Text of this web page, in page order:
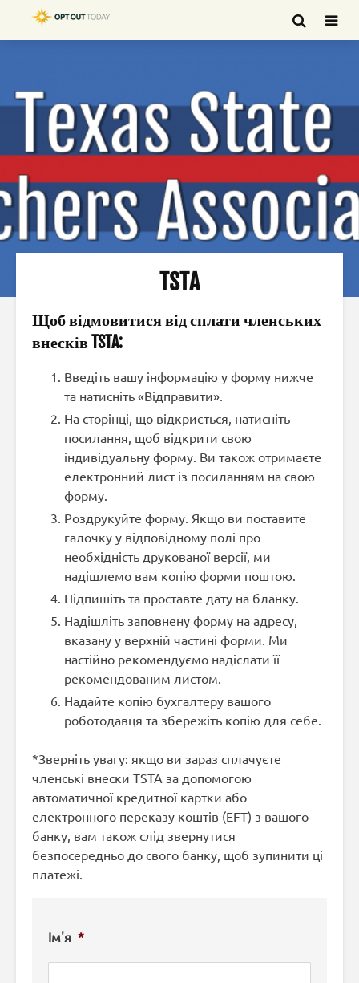
TSTA
Щоб відмовитися від сплати членських
внесків TSTA:
Введіть вашу інформацію у форму нижче
та натисніть «Відправити».
На сторінці, що відкриється, натисніть
посилання, щоб відкрити свою
індивідуальну форму. Ви також отримаєте
електронний лист із посиланням на свою
форму.
Роздрукуйте форму. Якщо ви поставите
галочку у відповідному полі про
необхідність друкованої версії, ми
надішлемо вам копію форми поштою.
Підпишіть та проставте дату на бланку.
Надішліть заповнену форму на адресу,
вказану у верхній частині форми. Ми
настійно рекомендуємо надіслати її
рекомендованим листом.
Надайте копію бухгалтеру вашого
роботодавця та збережіть копію для себе.
*Зверніть увагу: якщо ви зараз сплачуєте
членські внески TSTA за допомогою
автоматичної кредитної картки або
електронного переказу коштів (EFT) з вашого
банку, вам також слід звернутися
безпосередньо до свого банку, щоб зупинити ці
платежі.
Ім'я *